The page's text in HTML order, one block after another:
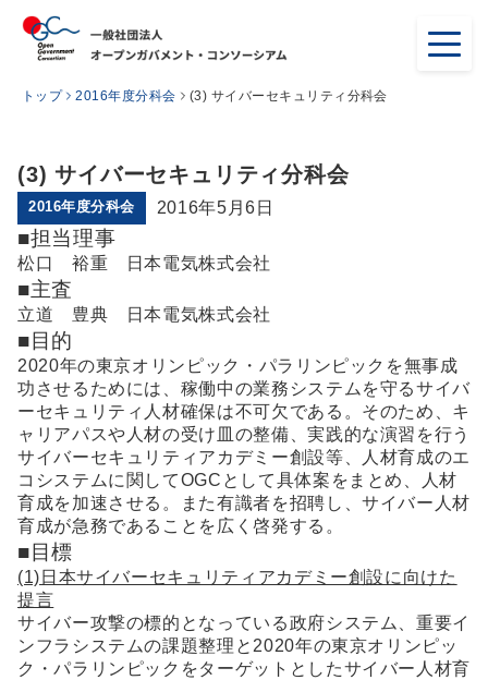
トップ 2016年度分科会 (3) サイバーセキュリティ分科会
(3) サイバーセキュリティ分科会
2016年度分科会 2016年5月6日
■担当理事
松口 裕重 日本電気株式会社
■主査
立道 豊典 日本電気株式会社
■目的
2020年の東京オリンピック・パラリンピックを無事成
功させるためには、稼働中の業務システムを守るサイバ
ーセキュリティ人材確保は不可欠である。そのため、キ
ャリアパスや人材の受け皿の整備、実践的な演習を行う
サイバーセキュリティアカデミー創設等、人材育成のエ
コシステムに関してOGCとして具体案をまとめ、人材
育成を加速させる。また有識者を招聘し、サイバー人材
育成が急務であることを広く啓発する。
■目標
(1)日本サイバーセキュリティアカデミー創設に向けた
提言
サイバー攻撃の標的となっている政府システム、重要イ
ンフラシステムの課題整理と2020年の東京オリンピッ
ク・パラリンピックをターゲットとしたサイバー人材育